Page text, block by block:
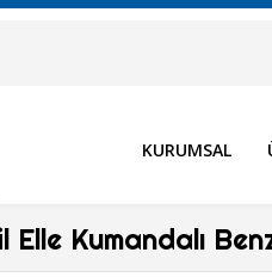
KURUMSAL
Kumandalı